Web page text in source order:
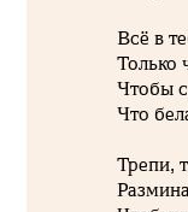
Всё в
Только
Чтобы
Что
Трепи,